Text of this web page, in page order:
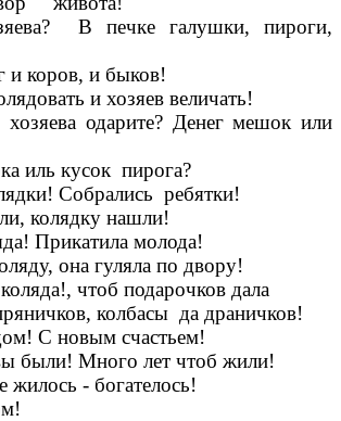
В печке галушки, пироги,
и коров, и быков!
и хозяев величать!
одарите? Денег мешок или
иль кусок пирога?
Собрались ребятки!
колядку нашли!
Прикатила молода!
она гуляла по двору!
чтоб подарочков дала
колбасы да драничков!
С новым счастьем!
были! Много лет чтоб жили!
- богателось!